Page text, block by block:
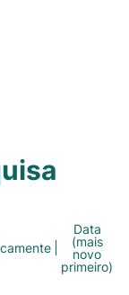
Data
(mais
novo
primeiro)